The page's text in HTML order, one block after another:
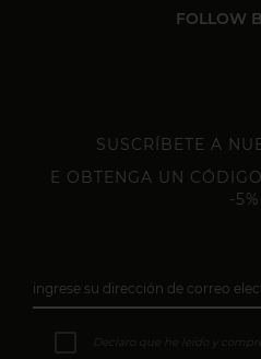
FOLLOW
SUSCRÍBETE A
E OBTENGA UN
-5%
ingrese su dirección de correo
Declaro que he leído y